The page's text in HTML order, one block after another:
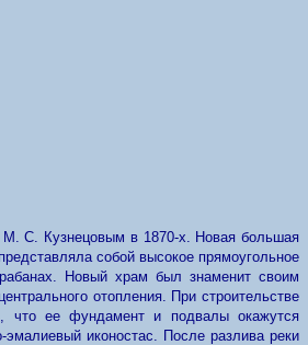
С. Кузнецовым в 1870-х. Новая большая
собой высокое прямоугольное
Новый храм был знаменит своим
отопления. При строительстве
что ее фундамент и подвалы окажутся
иконостас. После разлива реки